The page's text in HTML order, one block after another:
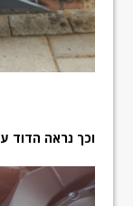
וכך נראה הדוד